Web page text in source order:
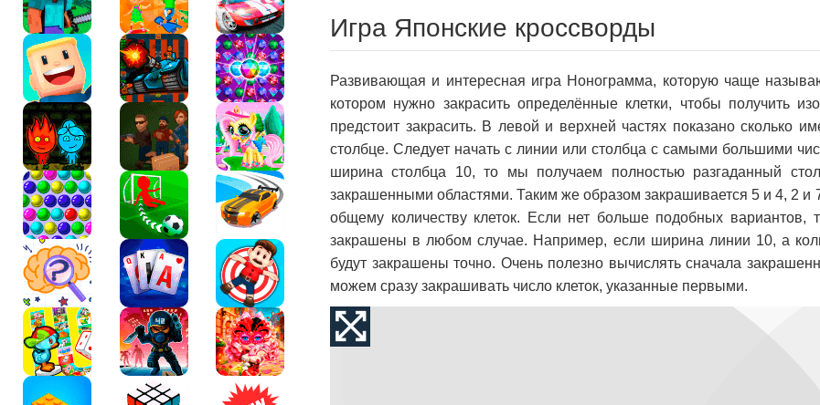
Игра Японские кроссворды
Развивающая и интересная игра Нонограмма, которую чаще
котором нужно закрасить определённые клетки, чтобы получить
предстоит закрасить. В левой и верхней частях показано сколько
столбце. Следует начать с линии или столбца с самыми большими
ширина столбца 10, то мы получаем полностью разгаданный
закрашенными областями. Таким же образом закрашивается 5 и 4, 2 и
общему количеству клеток. Если нет больше подобных вариантов,
закрашены в любом случае. Например, если ширина линии 10, а
будут закрашены точно. Очень полезно вычислять сначала
можем сразу закрашивать число клеток, указанные первыми.